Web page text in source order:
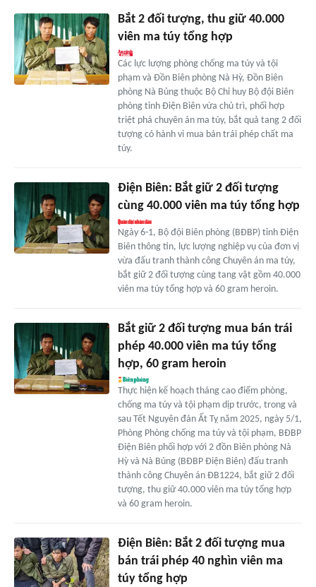
Bắt 2 đối tượng, thu giữ 40.000
viên ma túy tổng hợp
Các lực lượng phòng chống ma túy và tội
phạm và Đồn Biên phòng Nà Hỳ, Đồn Biên
phòng Nà Bủng thuộc Bộ Chỉ huy Bộ đội Biên
phòng tỉnh Điện Biên vừa chủ trì, phối hợp
triệt phá chuyên án ma túy, bắt quả tang 2 đối
tượng có hành vi mua bán trái phép chất ma
túy.
Điện Biên: Bắt giữ 2 đối tượng
cùng 40.000 viên ma túy tổng hợp
Ngày 6-1, Bộ đội Biên phòng (BĐBP) tỉnh Điện
Biên thông tin, lực lượng nghiệp vụ của đơn vị
vừa đấu tranh thành công Chuyên án ma túy,
bắt giữ 2 đối tượng cùng tang vật gồm 40.000
viên ma túy tổng hợp và 60 gram heroin.
Bắt giữ 2 đối tượng mua bán trái
phép 40.000 viên ma túy tổng
hợp, 60 gram heroin
Thực hiện kế hoạch tháng cao điểm phòng,
chống ma túy và tội phạm dịp trước, trong và
sau Tết Nguyên đán Ất Tỵ năm 2025, ngày 5/1,
Phòng Phòng chống ma túy và tội phạm, BĐBP
Điện Biên phối hợp với 2 đồn Biên phòng Nà
Hỳ và Nà Bủng (BĐBP Điện Biên) đấu tranh
thành công Chuyên án ĐB1224, bắt giữ 2 đối
tượng, thu giữ 40.000 viên ma túy tổng hợp
và 60 gram heroin.
Điện Biên: Bắt 2 đối tượng mua
bán trái phép 40 nghìn viên ma
túy tổng hợp